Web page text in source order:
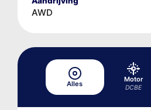
AWD
Alles
Motor
DCBE